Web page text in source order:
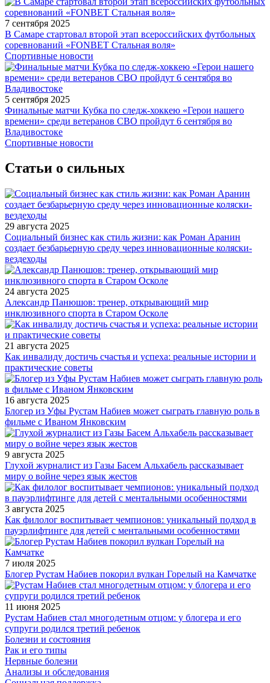
7 сентября 2025
В Самаре стартовал второй этап всероссийских футбольных
соревнований «FONBET Стальная воля»
Спортивные новости
5 сентября 2025
Финальные матчи Кубка по следж-хоккею «Герои нашего
времени» среди ветеранов СВО пройдут 6 сентября во
Владивостоке
Спортивные новости
Статьи о сильных
29 августа 2025
Социальный бизнес как стиль жизни: как Роман Аранин
создает безбарьерную среду через инновационные коляски-
вездеходы
24 августа 2025
Александр Панюшов: тренер, открывающий мир
инклюзивного спорта в Старом Осколе
21 августа 2025
Как инвалиду достичь счастья и успеха: реальные истории и
практические советы
16 августа 2025
Блогер из Уфы Рустам Набиев может сыграть главную роль в
фильме с Иваном Янковским
9 августа 2025
Глухой журналист из Газы Басем Альхабель рассказывает
миру о войне через язык жестов
3 августа 2025
Как филолог воспитывает чемпионов: уникальный подход в
пауэрлифтинге для детей с ментальными особенностями
7 июля 2025
Блогер Рустам Набиев покорил вулкан Горелый на Камчатке
11 июня 2025
Рустам Набиев стал многодетным отцом: у блогера и его
супруги родился третий ребенок
Болезни и состояния
Рак и его типы
Нервные болезни
Анализы и обследования